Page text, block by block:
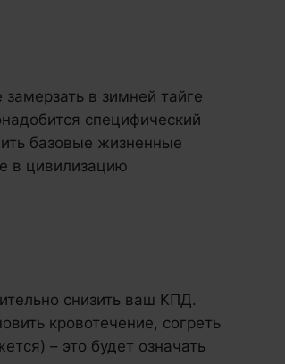
в зимней тайге
специфический
базовые жизненные
в цивилизацию
снизить ваш КПД.
кровотечение, согреть
– это будет означать